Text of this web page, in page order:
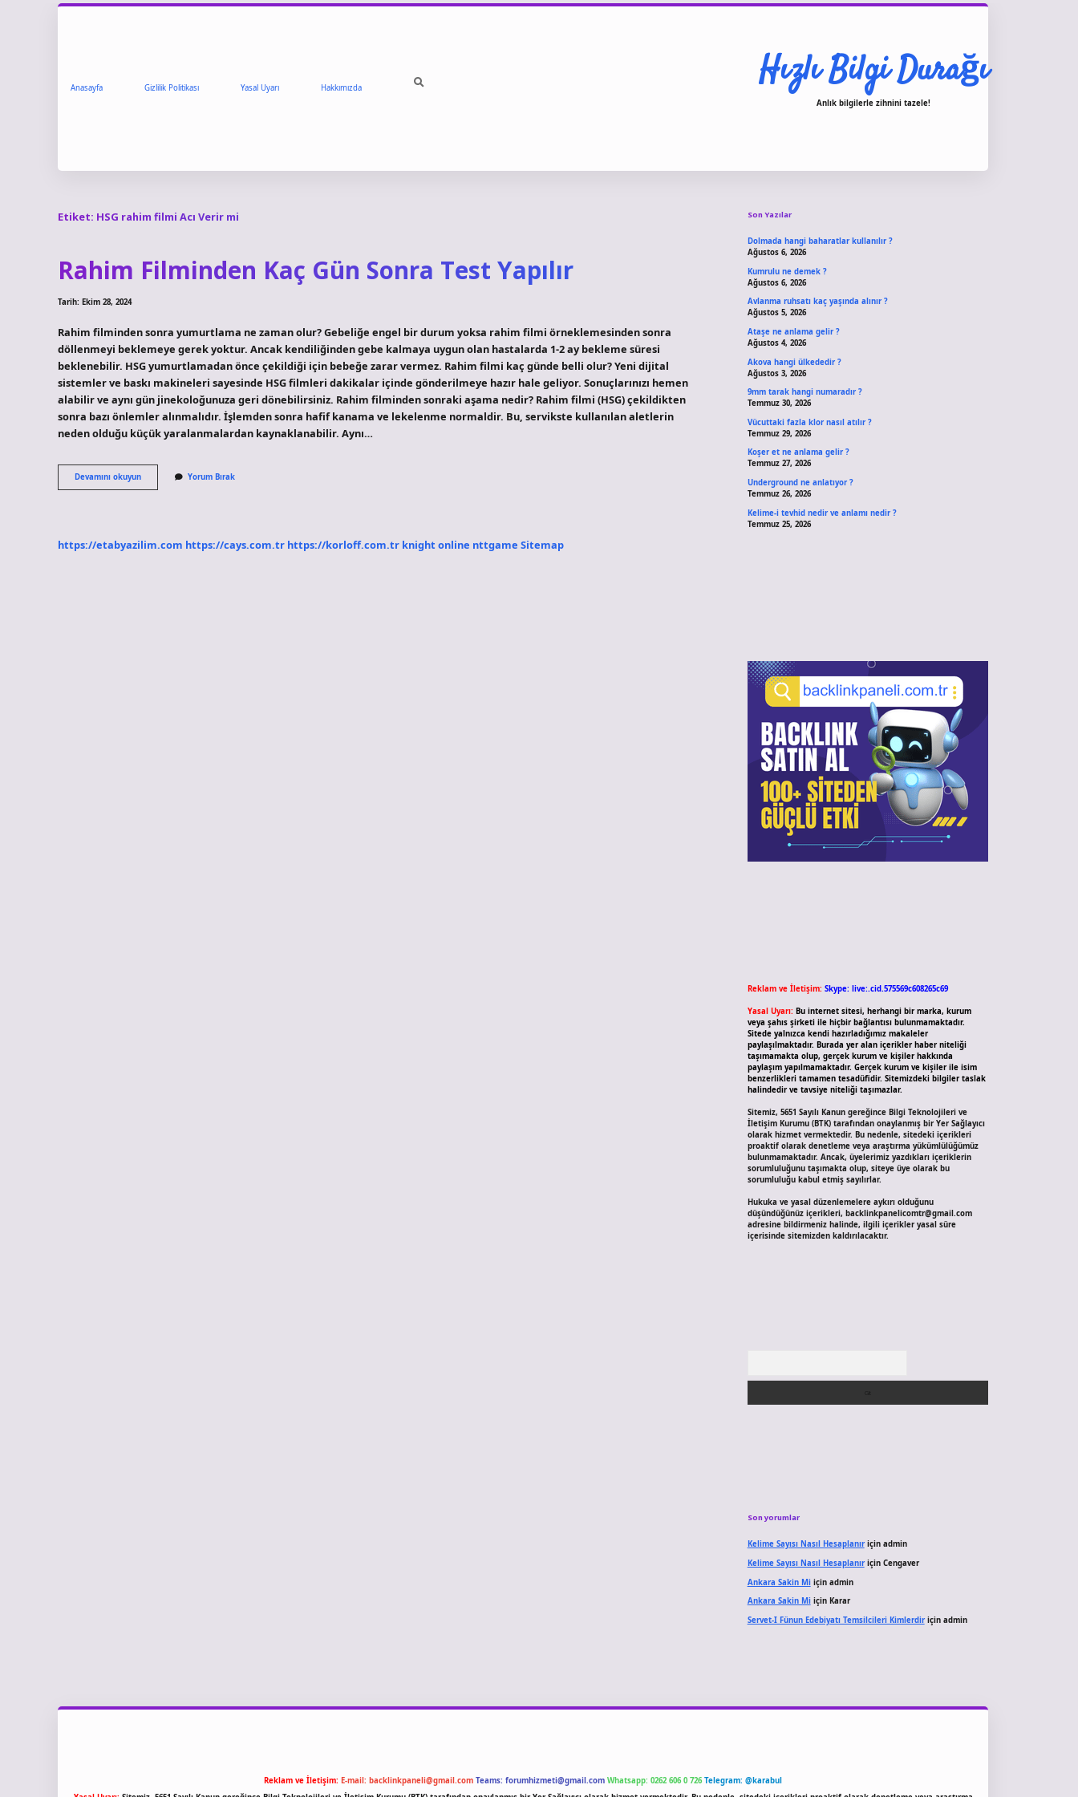
Anasayfa Gizlilik Politikası Yasal Uyarı Hakkımızda Hızlı Bilgi Durağı
Anlık bilgilerle zihnini tazele!
Etiket: HSG rahim filmi Acı Verir mi
Rahim Filminden Kaç Gün Sonra Test Yapılır
Tarih: Ekim 28, 2024
Rahim filminden sonra yumurtlama ne zaman olur? Gebeliğe engel bir durum yoksa rahim filmi örneklemesinden sonra
döllenmeyi beklemeye gerek yoktur. Ancak kendiliğinden gebe kalmaya uygun olan hastalarda 1-2 ay bekleme süresi
beklenebilir. HSG yumurtlamadan önce çekildiği için bebeğe zarar vermez. Rahim filmi kaç günde belli olur? Yeni dijital
sistemler ve baskı makineleri sayesinde HSG filmleri dakikalar içinde gönderilmeye hazır hale geliyor. Sonuçlarınızı hemen
alabilir ve aynı gün jinekoloğunuza geri dönebilirsiniz. Rahim filminden sonraki aşama nedir? Rahim filmi (HSG) çekildikten
sonra bazı önlemler alınmalıdır. İşlemden sonra hafif kanama ve lekelenme normaldir. Bu, servikste kullanılan aletlerin
neden olduğu küçük yaralanmalardan kaynaklanabilir. Aynı…
Devamını okuyunRahim
Filminden
Yapılır
Yorum Bırak
https://etabyazilim.com https://cays.com.tr https://korloff.com.tr knight online nttgame Sitemap
Son Yazılar
Dolmada hangi baharatlar kullanılır ?
Ağustos 6, 2026
Kumrulu ne demek ?
Ağustos 6, 2026
Avlanma ruhsatı kaç yaşında alınır ?
Ağustos 5, 2026
Ataşe ne anlama gelir ?
Ağustos 4, 2026
Akova hangi ülkededir ?
Ağustos 3, 2026
9mm tarak hangi numaradır ?
Temmuz 30, 2026
Vücuttaki fazla klor nasıl atılır ?
Temmuz 29, 2026
Koşer et ne anlama gelir ?
Temmuz 27, 2026
Underground ne anlatıyor ?
Temmuz 26, 2026
Kelime-i tevhid nedir ve anlamı nedir ?
Temmuz 25, 2026
Reklam ve İletişim: Skype: live:.cid.575569c608265c69
Yasal Uyarı: Bu internet sitesi, herhangi bir marka, kurum
veya şahıs şirketi ile hiçbir bağlantısı bulunmamaktadır.
Sitede yalnızca kendi hazırladığımız makaleler
paylaşılmaktadır. Burada yer alan içerikler haber niteliği
taşımamakta olup, gerçek kurum ve kişiler hakkında
paylaşım yapılmamaktadır. Gerçek kurum ve kişiler ile isim
benzerlikleri tamamen tesadüfidir. Sitemizdeki bilgiler taslak
halindedir ve tavsiye niteliği taşımazlar.
Sitemiz, 5651 Sayılı Kanun gereğince Bilgi Teknolojileri ve
İletişim Kurumu (BTK) tarafından onaylanmış bir Yer Sağlayıcı
olarak hizmet vermektedir. Bu nedenle, sitedeki içerikleri
proaktif olarak denetleme veya araştırma yükümlülüğümüz
bulunmamaktadır. Ancak, üyelerimiz yazdıkları içeriklerin
sorumluluğunu taşımakta olup, siteye üye olarak bu
sorumluluğu kabul etmiş sayılırlar.
Hukuka ve yasal düzenlemelere aykırı olduğunu
düşündüğünüz içerikleri, backlinkpanelicomtr@gmail.com
adresine bildirmeniz halinde, ilgili içerikler yasal süre
içerisinde sitemizden kaldırılacaktır.
Son yorumlar
Kelime Sayısı Nasıl Hesaplanıriçin admin
Kelime Sayısı Nasıl Hesaplanıriçin Cengaver
Ankara Sakin Miiçin admin
Ankara Sakin Miiçin Karar
Servet-I Fünun Edebiyatı Temsilcileri Kimlerdiriçin admin
Reklam ve İletişim: E-mail: backlinkpaneli@gmail.com Teams: forumhizmeti@gmail.com Whatsapp: 0262 606 0 726 Telegram: @karabul